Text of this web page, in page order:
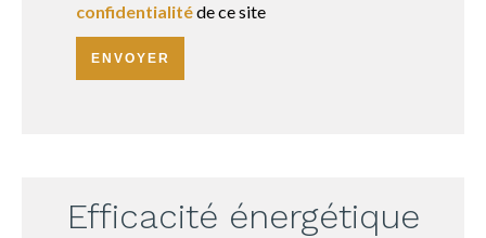
confidentialitéde ce site
ENVOYER
Efficacité énergétique